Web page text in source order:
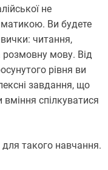
не
Ви будете
читання,
мову. Від
рівня ви
завдання, що
спілкуватися
для такого навчання.